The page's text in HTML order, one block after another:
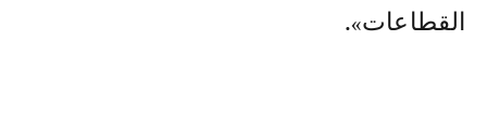
القطاعات».